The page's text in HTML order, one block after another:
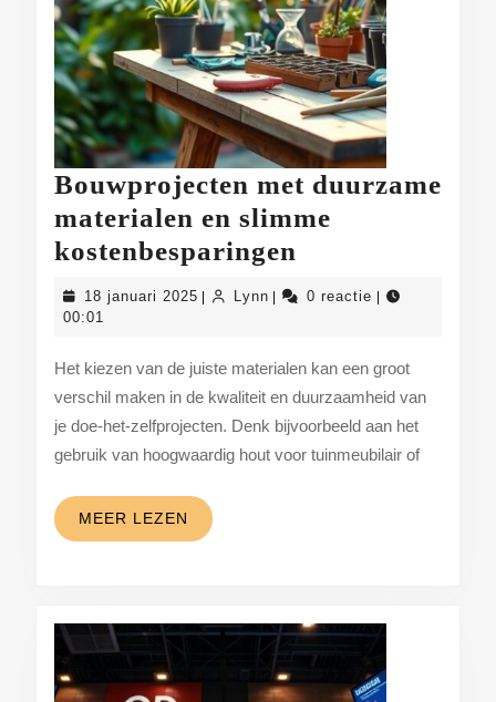
Bouwprojecten met duurzame
materialen en slimme
kostenbesparingen
met
en
slimme
18 januari 2025 18
LynnLynn 0 reactie
00:01
Het kiezen van de juiste materialen kan een groot
verschil maken in de kwaliteit en duurzaamheid van
je doe-het-zelfprojecten. Denk bijvoorbeeld aan het
gebruik van hoogwaardig hout voor tuinmeubilair of
MEER LEZEN MEER
LEZEN